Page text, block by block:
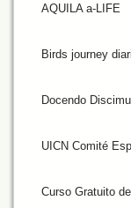
AQUILA a-LIFE
Birds journey
Docendo
UICN Comité
Curso Gratuito